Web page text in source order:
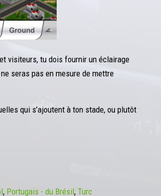
visiteurs, tu dois fournir un éclairage
seras pas en mesure de mettre
qui s’ajoutent à ton stade, ou plutôt
Portugais - du Brésil Turc